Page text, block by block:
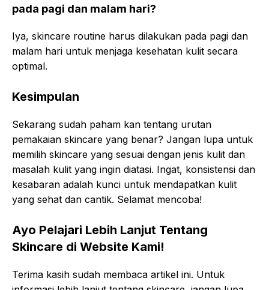
pada pagi dan malam hari?
Iya, skincare routine harus dilakukan pada pagi dan
malam hari untuk menjaga kesehatan kulit secara
optimal.
Kesimpulan
Sekarang sudah paham kan tentang urutan
pemakaian skincare yang benar? Jangan lupa untuk
memilih skincare yang sesuai dengan jenis kulit dan
masalah kulit yang ingin diatasi. Ingat, konsistensi dan
kesabaran adalah kunci untuk mendapatkan kulit
yang sehat dan cantik. Selamat mencoba!
Ayo Pelajari Lebih Lanjut Tentang
Skincare di Website Kami!
Terima kasih sudah membaca artikel ini. Untuk